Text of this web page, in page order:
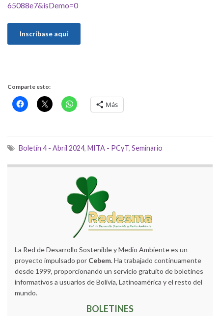
65088e7&isDemo=0
Inscríbase aquí
Comparte esto:
Más
Boletín 4 - Abril 2024, MITA - PCyT, Seminario
La Red de Desarrollo Sostenible y Medio Ambiente es un
proyecto impulsado por Cebem. Ha trabajado continuamente
desde 1999, proporcionando un servicio gratuito de boletines
informativos a usuarios de Bolivia, Latinoamérica y el resto del
mundo.
BOLETINES